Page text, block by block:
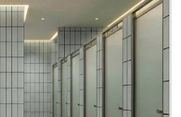
好友 請親愛的客戶加入
方帳號@a0975005573